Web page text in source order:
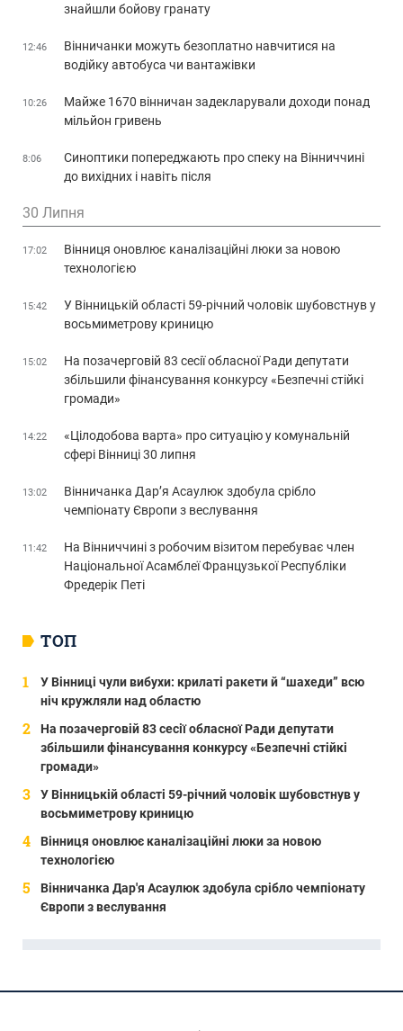
ТОП
У Вінниці чули вибухи: крилаті ракети й “шахеди” всю
ніч кружляли над областю
На позачерговій 83 сесії обласної Ради депутати
збільшили фінансування конкурсу «Безпечні стійкі
громади»
У Вінницькій області 59-річний чоловік шубовстнув у
восьмиметрову криницю
Вінниця оновлює каналізаційні люки за новою
технологією
Вінничанка Дар'я Асаулюк здобула срібло чемпіонату
Європи з веслування
знайшли бойову гранату
12:46
Вінничанки можуть безоплатно навчитися на
водійку автобуса чи вантажівки
10:26
Майже 1670 вінничан задекларували доходи понад
мільйон гривень
8:06
Синоптики попереджають про спеку на Вінниччині
до вихідних і навіть після
30 Липня
17:02
Вінниця оновлює каналізаційні люки за новою
технологією
15:42
У Вінницькій області 59-річний чоловік шубовстнув у
восьмиметрову криницю
15:02
На позачерговій 83 сесії обласної Ради депутати
збільшили фінансування конкурсу «Безпечні стійкі
громади»
14:22
«Цілодобова варта» про ситуацію у комунальній
сфері Вінниці 30 липня
13:02
Вінничанка Дар’я Асаулюк здобула срібло
чемпіонату Європи з веслування
11:42
На Вінниччині з робочим візитом перебуває член
Національної Асамблеї Французької Республіки
Фредерік Петі